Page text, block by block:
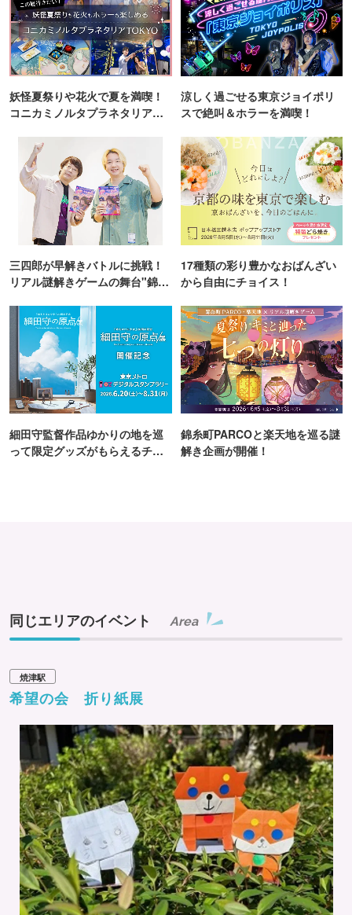
妖怪夏祭りや花火で夏を満喫！
コニカミノルタプラネタリア
涼しく過ごせる東京ジョイポリ
スで絶叫＆ホラーを満喫！
三四郎が早解きバトルに挑戦！
リアル謎解きゲームの舞台"錦糸
17種類の彩り豊かなおばんざい
から自由にチョイス！
細田守監督作品ゆかりの地を巡
って限定グッズがもらえるチャ
錦糸町PARCOと楽天地を巡る謎
解き企画が開催！
同じエリアのイベント Area
焼津駅
希望の会 折り紙展